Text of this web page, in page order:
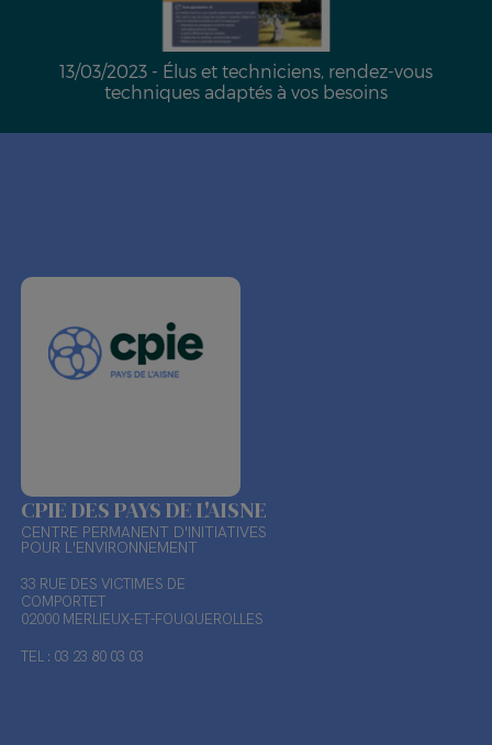
13/03/2023 - Élus et techniciens, rendez-vous
techniques adaptés à vos besoins
CPIE DES PAYS DE L'AISNE
CENTRE PERMANENT D'INITIATIVES
POUR L'ENVIRONNEMENT
33 RUE DES VICTIMES DE
COMPORTET
02000 MERLIEUX-ET-FOUQUEROLLES
TEL : 03 23 80 03 03